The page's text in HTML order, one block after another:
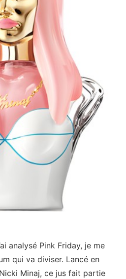
analysé Pink Friday, je me
qui va diviser. Lancé en
Minaj, ce jus fait partie